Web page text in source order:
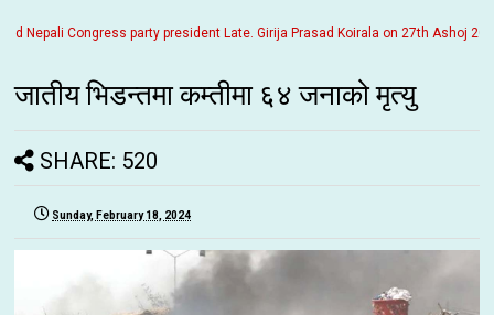
Congress party president Late. Girija Prasad Koirala on 27th Ashoj
जातीय भिडन्तमा कम्तीमा ६४ जनाको मृत्यु
SHARE: 520
Sunday, February 18, 2024